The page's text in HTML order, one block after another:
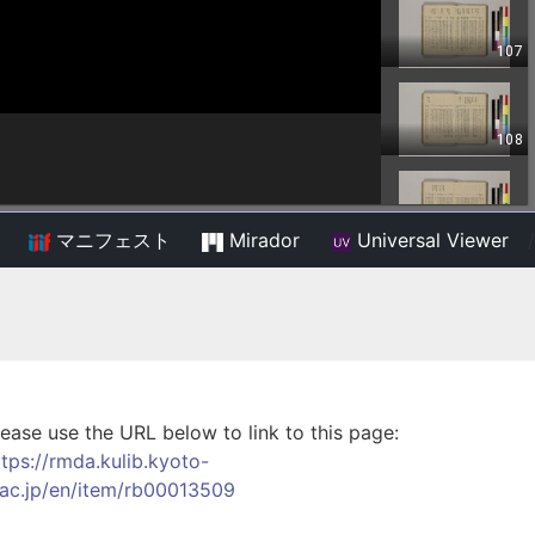
マニフェスト Mirador Universal Viewer
use the URL below to link to this page:
rmda.kulib.kyoto-
en/item/rb00013509